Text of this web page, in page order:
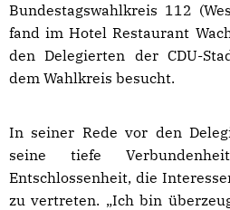
Bundestagswahlkreis 112
fand im Hotel Restaurant
den Delegierten der CDU-
dem Wahlkreis besucht.
In seiner Rede vor den
seine tiefe
Entschlossenheit, die
zu vertreten. „Ich bin